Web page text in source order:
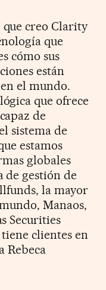
creo Clarity
que
cómo sus
están
el mundo.
que ofrece
de
sistema de
estamos
globales
de gestión de
la mayor
Manaos,
Securities
clientes en
Rebeca